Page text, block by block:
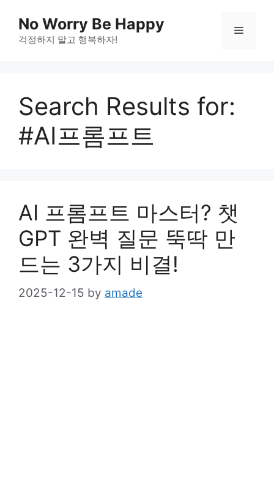
content
No Worry Be Happy
걱정하지 말고 행복하자!
Menu
Search Results for:
#AI프롬프트
AI 프롬프트 마스터? 챗
GPT 완벽 질문 뚝딱 만
드는 3가지 비결!
2025-12-15 by amade